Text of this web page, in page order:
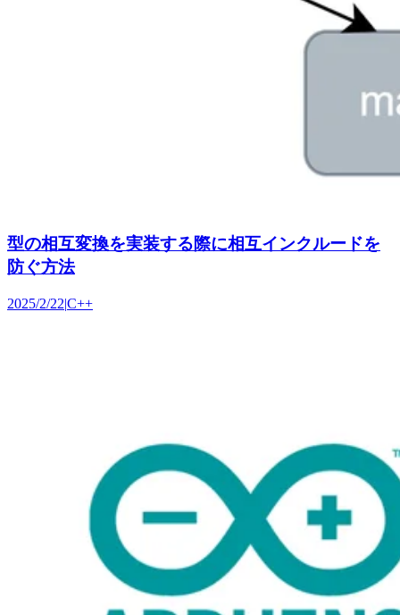
型の相互変換を実装する際に相互インクルードを
防ぐ方法
2025/2/22|C++